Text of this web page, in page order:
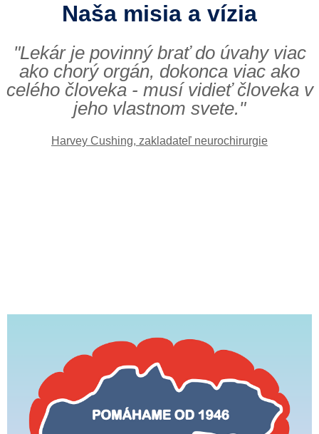
Naša misia a vízia
"Lekár je povinný brať do úvahy viac
ako chorý orgán, dokonca viac ako
celého človeka - musí vidieť človeka v
jeho vlastnom svete."
Harvey Cushing, zakladateľ neurochirurgie